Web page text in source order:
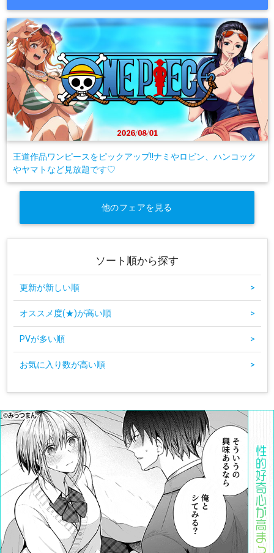
王道作品ワンピースをピックアップ!!ナミやロビン、ハンコック
やヤマトなど見放題です♡
他のフェアを見る
ソート順から探す
更新が新しい順 >
オススメ度(★)が高い順 >
PVが多い順 >
お気に入り数が高い順 >